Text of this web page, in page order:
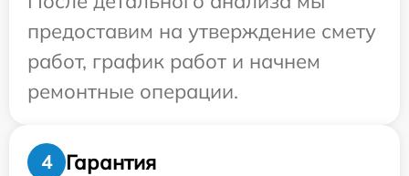
предоставим на утверждение смету
работ, график работ и начнем
ремонтные операции.
4
Гарантия